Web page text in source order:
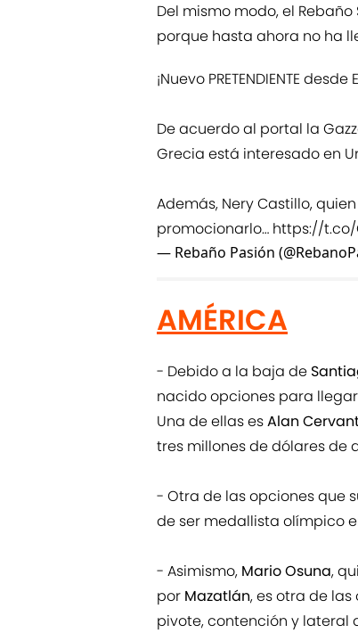
Del mismo modo, el
porque hasta ahora no ha
¡Nuevo PRETENDIENTE desde
De acuerdo al portal la
Grecia está interesado en
Además, Nery Castillo,
promocionarlo… https://t.co/
— Rebaño Pasión
AMÉRICA
- Debido a la baja de
nacido opciones para
Una de ellas esAlan
tres millones de dólares de
- Otra de las opciones que
de ser medallista olímpico
- Asimismo, Mario Osuna,
por Mazatlán, es otra de
pivote, contención y lateral